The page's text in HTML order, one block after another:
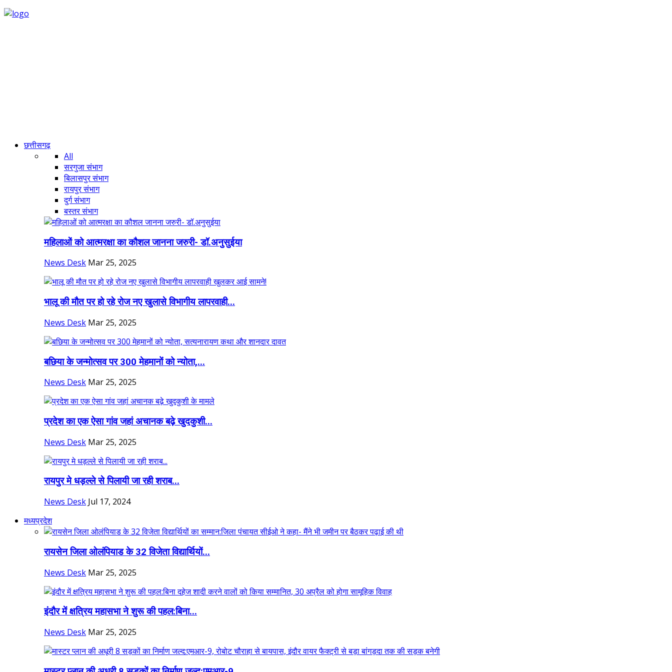
छत्तीसगढ़
All
सरगुजा संभाग
बिलासपुर संभाग
रायपुर संभाग
दुर्ग संभाग
बस्तर संभाग
महिलाओं को आत्मरक्षा का कौशल जानना जरुरी- डॉ.अनुसुईया
News Desk Mar 25, 2025
भालू की मौत पर हो रहे रोज नए खुलासे विभागीय लापरवाही...
News Desk Mar 25, 2025
बछिया के जन्मोत्सव पर 300 मेहमानों को न्योता,...
News Desk Mar 25, 2025
प्रदेश का एक ऐसा गांव जहां अचानक बढ़े खुदकुशी...
News Desk Mar 25, 2025
रायपुर मे धड़ल्ले से पिलायी जा रही शराब...
News Desk Jul 17, 2024
मध्यप्रदेश
रायसेन जिला ओलंपियाड के 32 विजेता विद्यार्थियों...
News Desk Mar 25, 2025
इंदौर में क्षत्रिय महासभा ने शुरू की पहल:बिना...
News Desk Mar 25, 2025